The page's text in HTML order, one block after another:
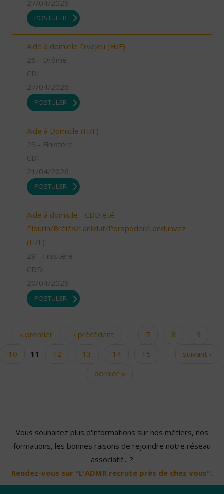
27/04/2026
POSTULER
Aide à domicile Divajeu (H/F)
26 - Drôme
CDI
27/04/2026
POSTULER
Aide à Domicile (H/F)
29 - Finistère
CDI
21/04/2026
POSTULER
Aide à domicile - CDD été -
Plourin/Brélès/Lanildut/Porspoder/Landunvez
(H/F)
29 - Finistère
CDD
20/04/2026
POSTULER
Pages« premier ‹ précédent … 7 8
9
10
11 12 13 14 15 …
suivant ›
dernier »
Vous souhaitez plus d'informations sur nos métiers, nos
formations, les bonnes raisons de rejoindre notre réseau
associatif... ?
Rendez-vous sur "L'ADMR recrute près de chez vous".